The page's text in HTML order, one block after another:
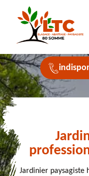
Jardinier paysagiste